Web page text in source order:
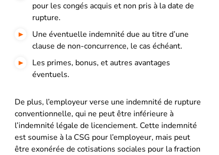
pour les congés acquis et non pris à la date de
rupture.
Une éventuelle indemnité due au titre d’une
clause de non-concurrence, le cas échéant.
Les primes, bonus, et autres avantages
éventuels.
De plus, l’employeur verse une indemnité de rupture
conventionnelle, qui ne peut être inférieure à
l’indemnité légale de licenciement. Cette indemnité
est soumise à la CSG pour l’employeur, mais peut
être exonérée de cotisations sociales pour la fraction